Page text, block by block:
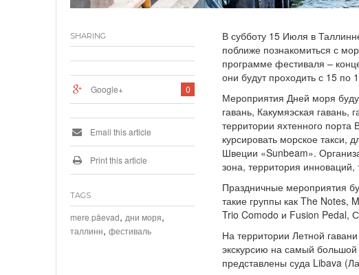
В субботу 15 Июля в
поближе познакомиться с
программе фестиваля –
они будут проходить с 15 по
Мероприятия Дней моря
гавань, Какумяэская гавань,
территории яхтенного порта
курсировать морское такси,
Швеции «Sunbeam».
зона, территория
Праздничные мероприятия
такие группы как The Notes,
Trio Comodo и Fusion Pedal,
На территории Летной
экскурсию на самый большой
представлены суда Libava
SHARING
0
Google+
Email this article
Print this article
TAGS
mere päevad, дни моря,
таллинн, фестиваль